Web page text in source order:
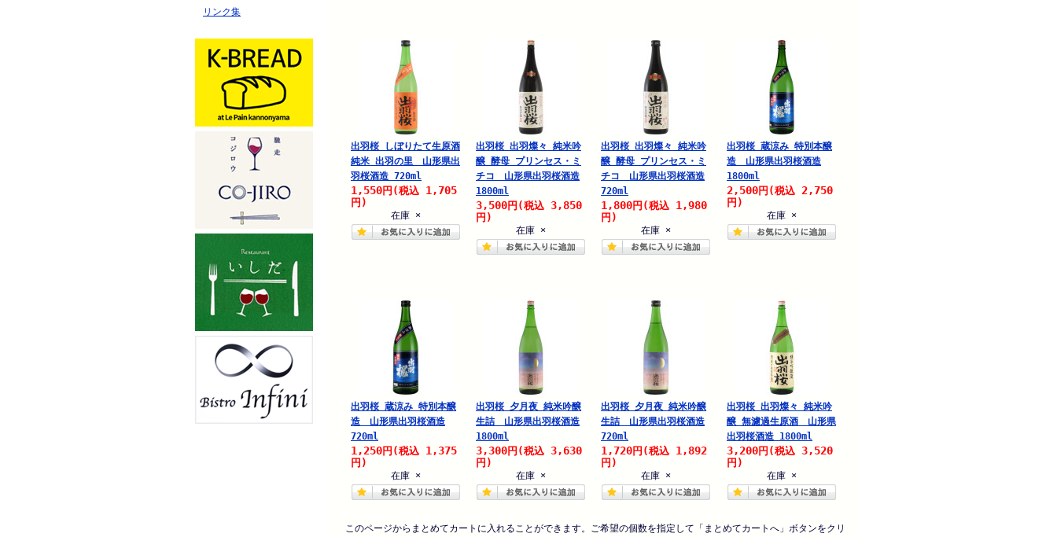
リンク集
出羽桜 しぼりたて生原酒
純米 出羽の里 山形県出
羽桜酒造 720ml
1,550円 (税込 1,705
円)
在庫 ×
出羽桜 出羽燦々 純米吟
醸 酵母 プリンセス・ミ
チコ 山形県出羽桜酒造
1800ml
3,500円 (税込 3,850
円)
在庫 ×
出羽桜 出羽燦々 純米吟
醸 酵母 プリンセス・ミ
チコ 山形県出羽桜酒造
720ml
1,800円 (税込 1,980
円)
在庫 ×
出羽桜 蔵涼み 特別本醸
造 山形県出羽桜酒造
1800ml
2,500円 (税込 2,750
円)
在庫 ×
出羽桜 蔵涼み 特別本醸
造 山形県出羽桜酒造
720ml
1,250円 (税込 1,375
円)
在庫 ×
出羽桜 夕月夜 純米吟醸
生詰 山形県出羽桜酒造
1800ml
3,300円 (税込 3,630
円)
在庫 ×
出羽桜 夕月夜 純米吟醸
生詰 山形県出羽桜酒造
720ml
1,720円 (税込 1,892
円)
在庫 ×
出羽桜 出羽燦々 純米吟
醸 無濾過生原酒 山形県
出羽桜酒造 1800ml
3,200円 (税込 3,520
円)
在庫 ×
このページからまとめてカートに入れることができます。ご希望の個数を指定して「まとめてカートへ」ボタンをクリ